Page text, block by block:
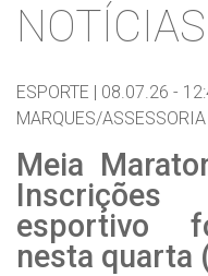
NOTÍCIAS
ESPORTE | 08.07.26 -
MARQUES/ASSESSORIA
Meia
esportivo
nesta quarta